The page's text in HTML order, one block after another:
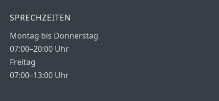
SPRECHZEITEN
Montag bis Donnerstag
07:00–20:00 Uhr
Freitag
07:00–13:00 Uhr